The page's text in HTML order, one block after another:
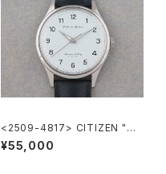
<2509-4817> CITIZEN "熊
鉄" Homer
¥55,000